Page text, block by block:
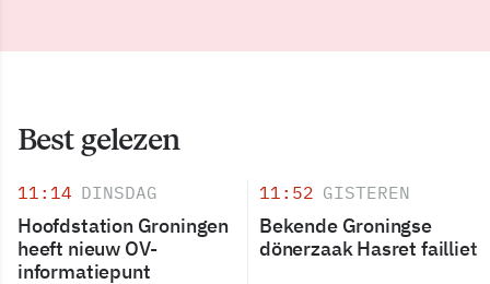
Best gelezen
11:14 DINSDAG
Hoofdstation Groningen
heeft nieuw OV-
informatiepunt
11:52 GISTEREN
Bekende Groningse
dönerzaak Hasret failliet